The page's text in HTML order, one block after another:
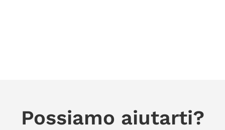
Possiamo aiutarti?